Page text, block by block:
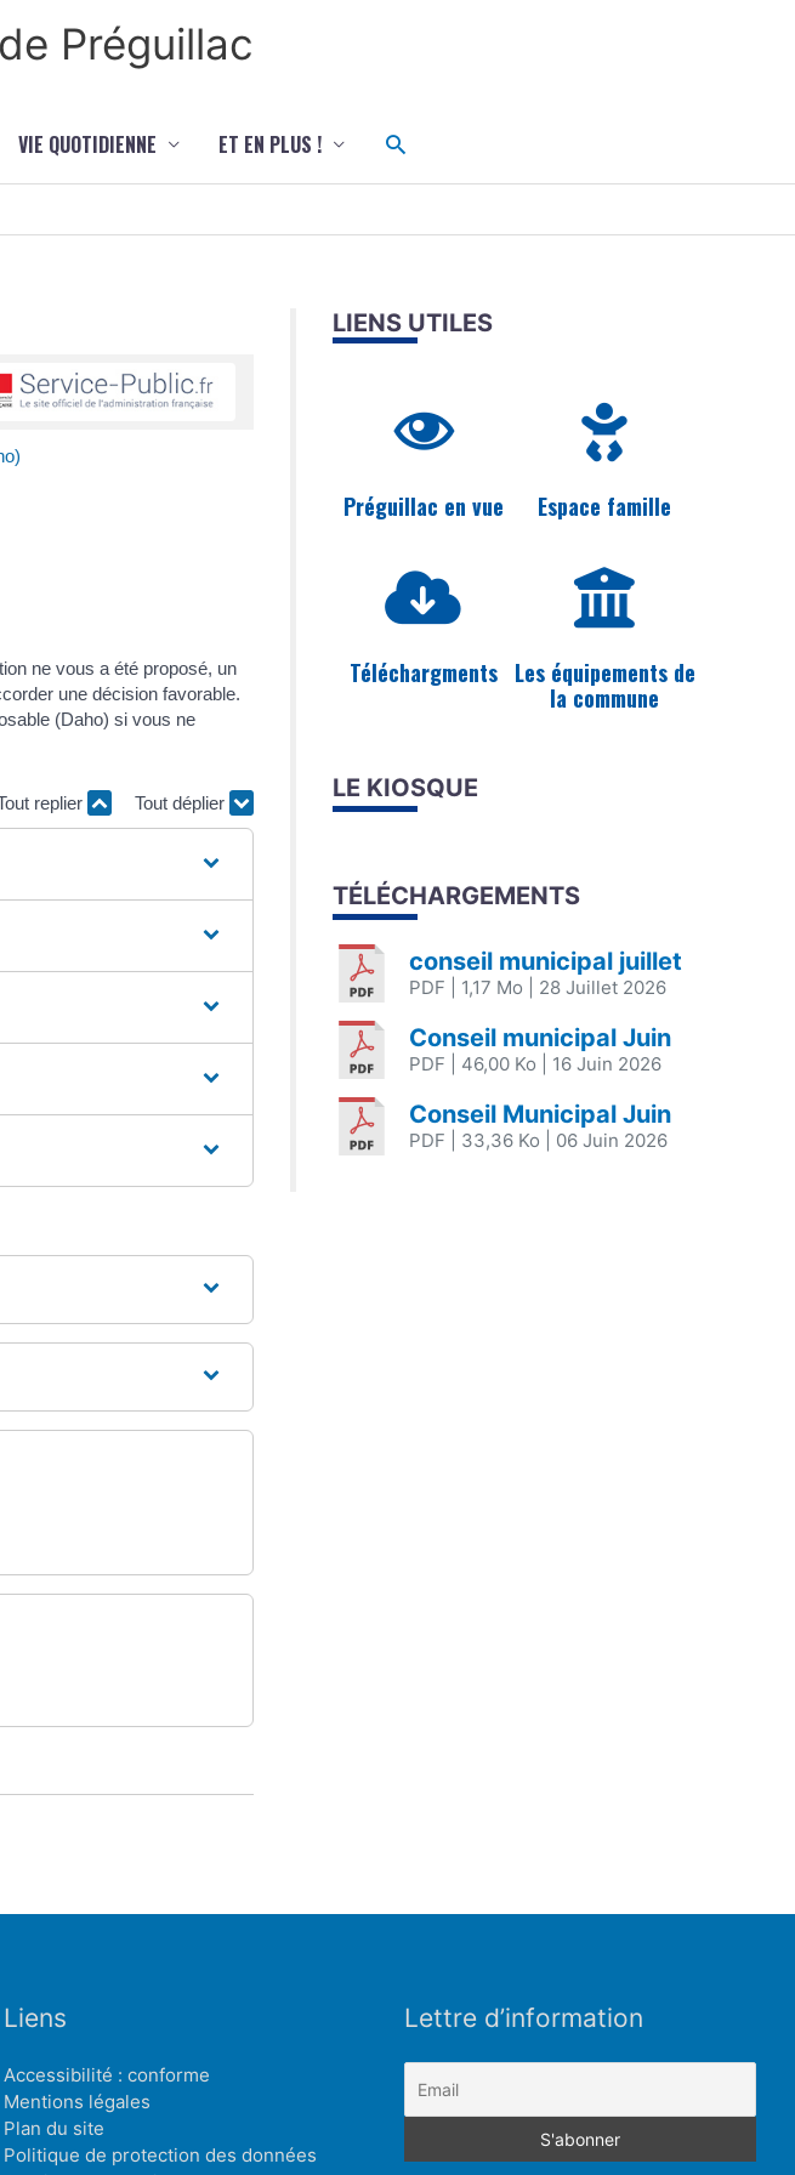
Préguillac
VIE QUOTIDIENNE ET EN PLUS ! Rechercher
ne vous a été proposé, un
une décision favorable.
(Daho) si vous ne
replier Tout déplier
LIENS UTILES
Préguillac en vue Espace famille
Téléchargments Les équipements de
la commune
LE KIOSQUE
TÉLÉCHARGEMENTS
conseil municipal juillet
PDF | 1,17 Mo | 28 Juillet 2026
Conseil municipal Juin
PDF | 46,00 Ko | 16 Juin 2026
Conseil Municipal Juin
PDF | 33,36 Ko | 06 Juin 2026
Liens
Accessibilité : conforme
Mentions légales
Plan du site
Politique de protection des données
Lettre d’information